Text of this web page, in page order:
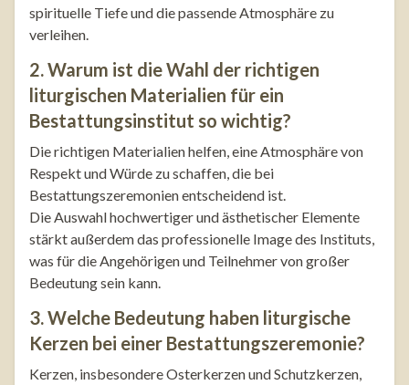
spirituelle Tiefe und die passende Atmosphäre zu
verleihen.
2. Warum ist die Wahl der richtigen
liturgischen Materialien für ein
Bestattungsinstitut so wichtig?
Die richtigen Materialien helfen, eine Atmosphäre von
Respekt und Würde zu schaffen, die bei
Bestattungszeremonien entscheidend ist.
Die Auswahl hochwertiger und ästhetischer Elemente
stärkt außerdem das professionelle Image des Instituts,
was für die Angehörigen und Teilnehmer von großer
Bedeutung sein kann.
3. Welche Bedeutung haben liturgische
Kerzen bei einer Bestattungszeremonie?
Kerzen, insbesondere Osterkerzen und Schutzkerzen,